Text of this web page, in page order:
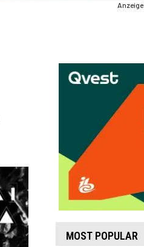
Anzeige
MOST POPULAR